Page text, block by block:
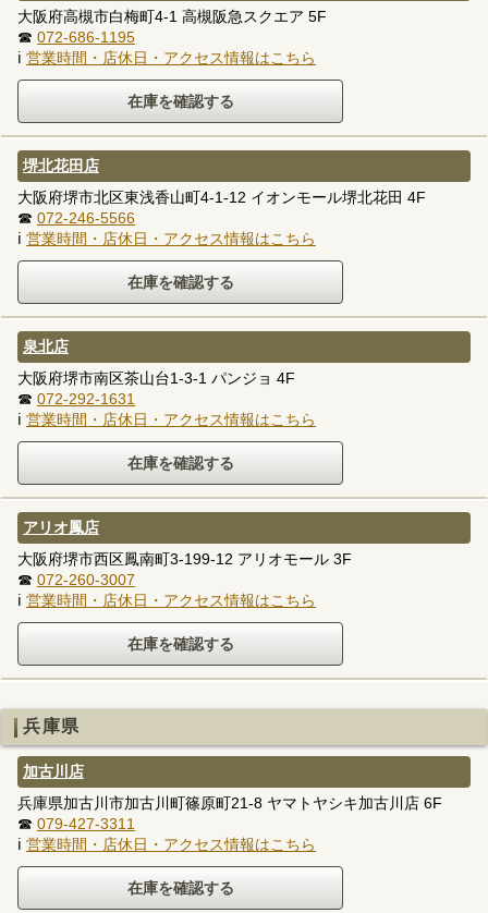
大阪府高槻市白梅町4-1 高槻阪急スクエア 5F
☎ 072-686-1195
ℹ 営業時間・店休日・アクセス情報はこちら
堺北花田店
大阪府堺市北区東浅香山町4-1-12 イオンモール堺北花田 4F
☎ 072-246-5566
ℹ 営業時間・店休日・アクセス情報はこちら
泉北店
大阪府堺市南区茶山台1-3-1 パンジョ 4F
☎ 072-292-1631
ℹ 営業時間・店休日・アクセス情報はこちら
アリオ鳳店
大阪府堺市西区鳳南町3-199-12 アリオモール 3F
☎ 072-260-3007
ℹ 営業時間・店休日・アクセス情報はこちら
兵庫県
加古川店
兵庫県加古川市加古川町篠原町21-8 ヤマトヤシキ加古川店 6F
☎ 079-427-3311
ℹ 営業時間・店休日・アクセス情報はこちら